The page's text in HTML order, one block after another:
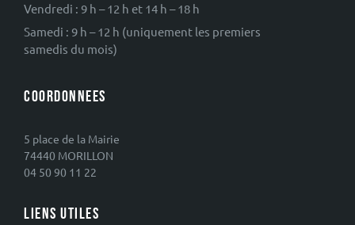
Vendredi : 9 h – 12 h et 14 h – 18 h
Samedi : 9 h – 12 h (uniquement les premiers
samedis du mois)
COORDONNEES
5 place de la Mairie
74440 MORILLON
04 50 90 11 22
LIENS UTILES